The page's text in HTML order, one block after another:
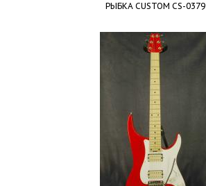
РЫБКА CUSTOM CS-0379